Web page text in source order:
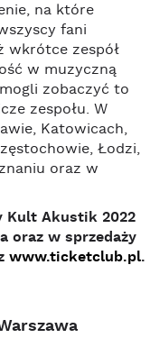
na które
fani
wkrótce zespół
w muzyczną
zobaczyć to
zespołu. W
Katowicach,
Łodzi,
oraz w
Kult Akustik 2022
oraz w sprzedaży
www.ticketclub.pl.